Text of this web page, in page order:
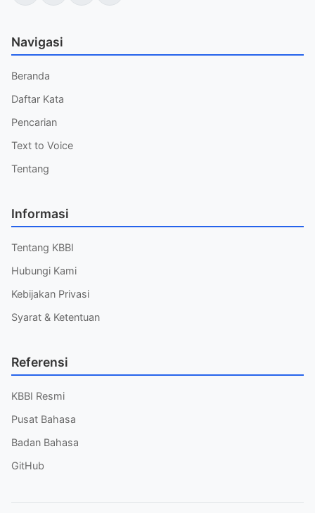
Navigasi
Beranda
Daftar Kata
Pencarian
Text to Voice
Tentang
Informasi
Tentang KBBI
Hubungi Kami
Kebijakan Privasi
Syarat & Ketentuan
Referensi
KBBI Resmi
Pusat Bahasa
Badan Bahasa
GitHub